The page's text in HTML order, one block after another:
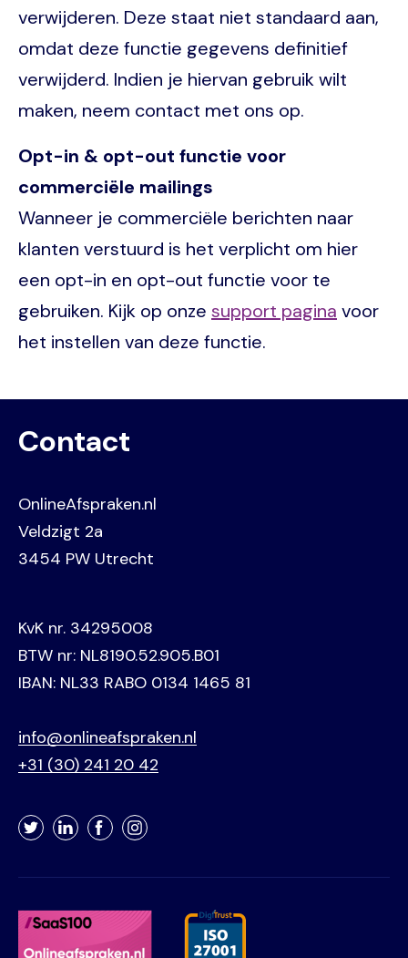
verwijderen. Deze staat niet standaard aan,
omdat deze functie gegevens definitief
verwijderd. Indien je hiervan gebruik wilt
maken, neem contact met ons op.
Opt-in & opt-out functie voor
commerciële mailings
Wanneer je commerciële berichten naar
klanten verstuurd is het verplicht om hier
een opt-in en opt-out functie voor te
gebruiken. Kijk op onze support pagina voor
het instellen van deze functie.
Contact
OnlineAfspraken.nl
Veldzigt 2a
3454 PW Utrecht
KvK nr. 34295008
BTW nr: NL8190.52.905.B01
IBAN: NL33 RABO 0134 1465 81
info@onlineafspraken.nl
+31 (30) 241 20 42
TwitterLinkedInFacebookInstagram